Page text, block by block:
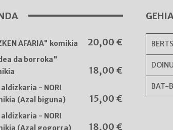
AFARIA" komikia 20,00 €
da borroka"
18,00 €
aldizkaria - NORI
(Azal biguna)
15,00 €
aldizkaria - NORI
(Azal gogorra)
18,00 €
BAT-